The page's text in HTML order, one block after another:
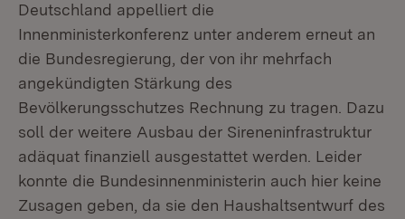
Deutschland appelliert die
Innenministerkonferenz unter anderem erneut an
die Bundesregierung, der von ihr mehrfach
angekündigten Stärkung des
Bevölkerungsschutzes Rechnung zu tragen. Dazu
soll der weitere Ausbau der Sireneninfrastruktur
adäquat finanziell ausgestattet werden. Leider
konnte die Bundesinnenministerin auch hier keine
Zusagen geben, da sie den Haushaltsentwurf des